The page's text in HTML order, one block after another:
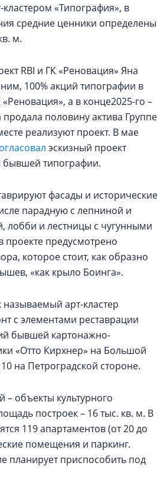
«Типография», в
средние ценники определены
м.
RBI и ГК «Реновация» Яна
100% акций типографии в
«Реновация», а в конце2025-го –
половину актива Группе
реализуют проект. В мае
эскизный проект
бывшей типографии.
фасады и исторические
парадную с лепниной и
лобби и лестницы с чугунными
предусмотрено
которое стоит, как образно
«как крыло Боинга».
называемый арт-кластер
с элементами реставрации
бывшей картонажно-
«Отто Кирхнер» на Большой
на Петроградской стороне.
– объекты культурного
построек – 16 тыс. кв. м. В
119 апартаментов (от 20 до
помещения и паркинг.
планирует приспособить под